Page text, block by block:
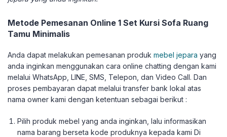
Metode Pemesanan Online 1 Set Kursi Sofa Ruang
Tamu Minimalis
Anda dapat melakukan pemesanan produk mebel jepara yang
anda inginkan menggunakan cara online chatting dengan kami
melalui WhatsApp, LINE, SMS, Telepon, dan Video Call. Dan
proses pembayaran dapat melalui transfer bank lokal atas
nama owner kami dengan ketentuan sebagai berikut :
Pilih produk mebel yang anda inginkan, lalu informasikan
nama barang berseta kode produknya kepada kami Di